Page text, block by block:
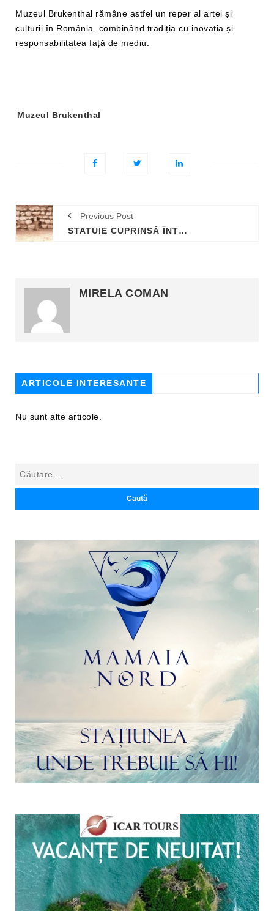
Muzeul Brukenthal rămâne astfel un reper al artei și
culturii în România, combinând tradiția cu inovația și
responsabilitatea față de mediu.
Tag-
uri:
Muzeul Brukenthal
Previous Post
STATUIE CUPRINSĂ ÎNTRE RUINELE ZIDULUI UNEI CLĂDIRI, DESCOPERITĂ LA FILIPI
MIRELA COMAN
ARTICOLE INTERESANTE
Nu sunt alte articole.